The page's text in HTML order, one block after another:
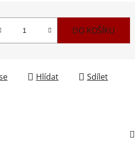
DO KOŠÍKU
Hlídat Sdílet